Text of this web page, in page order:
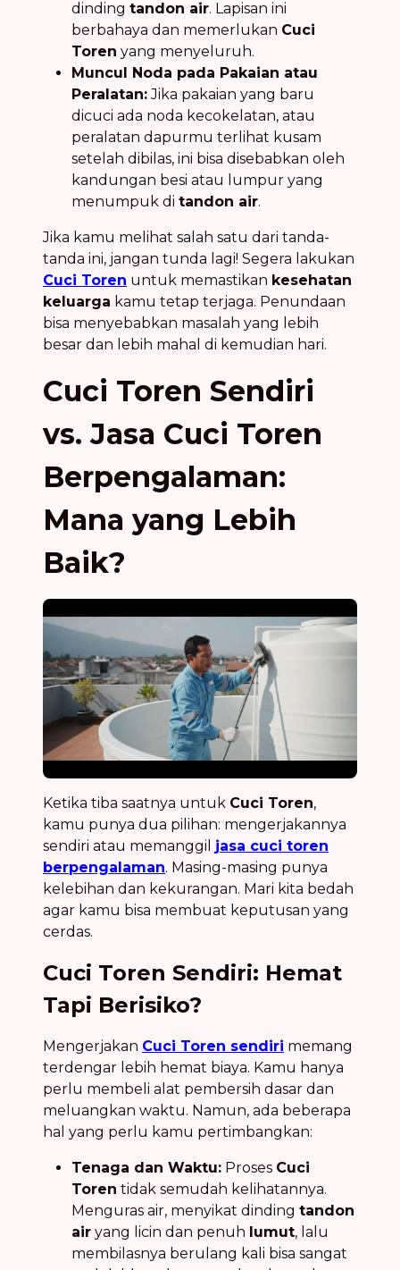
dinding tandon air. Lapisan ini
berbahaya dan memerlukan Cuci
Toren yang menyeluruh.
Muncul Noda pada Pakaian atau
Peralatan:Jika pakaian yang baru
dicuci ada noda kecokelatan, atau
peralatan dapurmu terlihat kusam
setelah dibilas, ini bisa disebabkan oleh
kandungan besi atau lumpur yang
menumpuk di tandon air.
Jika kamu melihat salah satu dari tanda-
tanda ini, jangan tunda lagi! Segera lakukan
Cuci Toren untuk memastikan kesehatan
keluarga kamu tetap terjaga. Penundaan
bisa menyebabkan masalah yang lebih
besar dan lebih mahal di kemudian hari.
Cuci Toren Sendiri
vs. Jasa Cuci Toren
Berpengalaman:
Mana yang Lebih
Baik?
Ketika tiba saatnya untuk Cuci Toren,
kamu punya dua pilihan: mengerjakannya
sendiri atau memanggil jasa cuci toren
berpengalaman. Masing-masing punya
kelebihan dan kekurangan. Mari kita bedah
agar kamu bisa membuat keputusan yang
cerdas.
Cuci Toren Sendiri: Hemat
Tapi Berisiko?
Mengerjakan Cuci Toren sendiri memang
terdengar lebih hemat biaya. Kamu hanya
perlu membeli alat pembersih dasar dan
meluangkan waktu. Namun, ada beberapa
hal yang perlu kamu pertimbangkan:
Tenaga dan Waktu: Proses Cuci
Toren tidak semudah kelihatannya.
Menguras air, menyikat dinding tandon
air yang licin dan penuh lumut, lalu
membilasnya berulang kali bisa sangat